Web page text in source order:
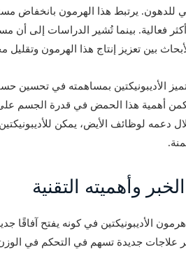
للدهون. يرتبط هذا الهرمون
فعالية. بينما تُشير الدراسات إلى أن
بين تعزيز إنتاج هذا الهرمون
الأديبونيكتين بمساهمته في تحسين
أهمية هذا الحمض في قدرة الجسم
دعمه لوظائف الأيض، يمكن
وأهميته التقنية
الأديبونيكتين في كونه يفتح
علاجات جديدة تسهم في التحكم في